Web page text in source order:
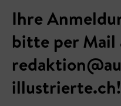
Ihre
bitte per Mail
illustrierte.ch!